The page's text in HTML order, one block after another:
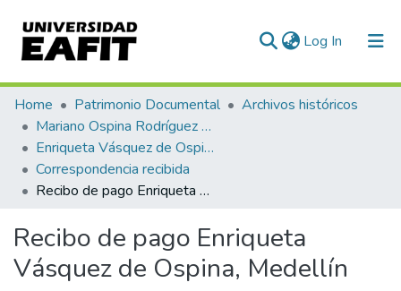
Log In (current)
Statistics
Home Patrimonio Documental
Archivos históricos
Mariano Ospina Rodríguez (1826 -1912)
Enriqueta Vásquez de Ospina
Correspondencia recibida
Recibo de pago Enriqueta Vásquez de Ospina, Medellín
Recibo de pago Enriqueta
Vásquez de Ospina, Medellín